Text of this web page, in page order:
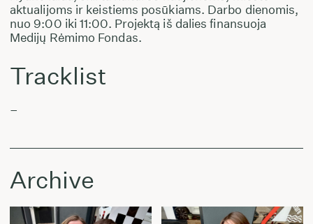
aktualijoms ir keistiems posūkiams. Darbo dienomis,
nuo 9:00 iki 11:00. Projektą iš dalies finansuoja
Medijų Rėmimo Fondas.
Tracklist
–
Archive